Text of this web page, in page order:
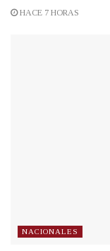
HACE 7 HORAS
NACIONALES